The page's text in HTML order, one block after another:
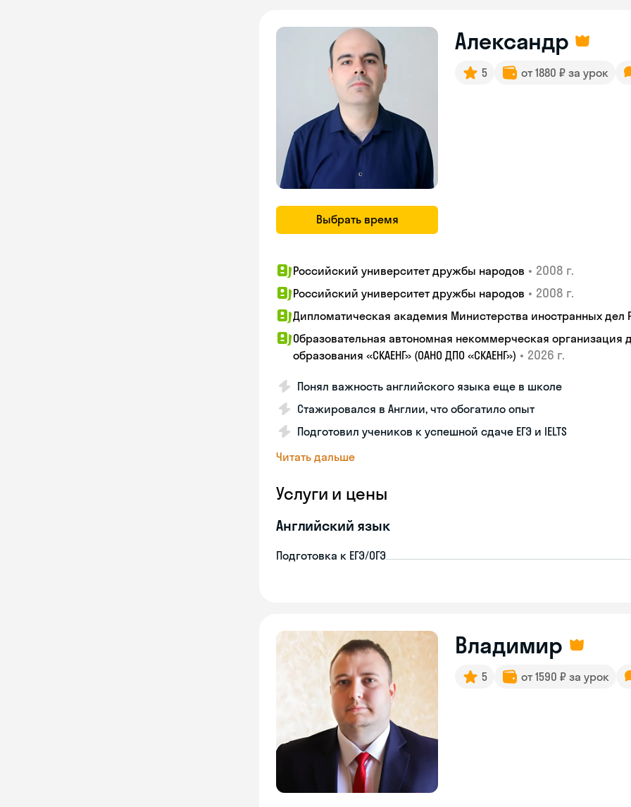
Выбрать время
Александр
5 от 1880 ₽ за урок
Российский университет дружбы народов • 2008 г.
Российский университет дружбы народов • 2008 г.
Дипломатическая академия Министерства иностранных
Образовательная автономная некоммерческая организация
образования «СКАЕНГ» (ОАНО ДПО «СКАЕНГ») • 2026 г.
Понял важность английского языка еще в школе
Стажировался в Англии, что обогатило опыт
Подготовил учеников к успешной сдаче ЕГЭ и IELTS
Читать дальше
Услуги и цены
Английский язык
Подготовка к ЕГЭ/ОГЭ
Владимир
5 от 1590 ₽ за урок